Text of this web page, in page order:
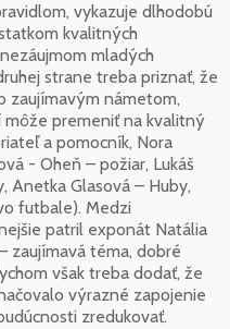
vykazuje dlhodobú
kvalitných
mladých
strane treba priznať, že
zaujímavým námetom,
premeniť na kvalitný
a pomocník, Nora
- Oheň – požiar, Lukáš
Anetka Glasová – Huby,
futbale). Medzi
patril exponát Natália
zaujímavá téma, dobré
však treba dodať, že
výrazné zapojenie
zredukovať.